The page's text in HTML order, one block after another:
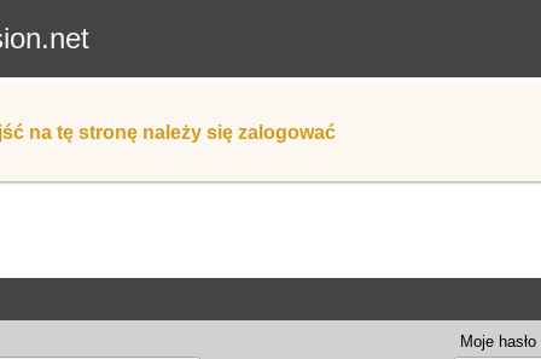
na tę stronę należy się zalogować
Moje hasło